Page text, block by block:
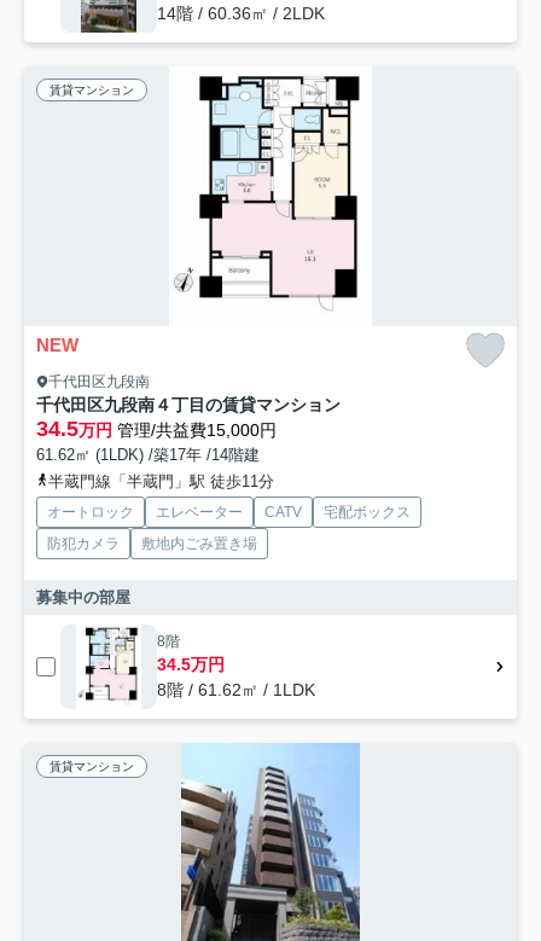
14階 / 60.36㎡ / 2LDK
賃貸マンション
NEW
千代田区九段南
千代田区九段南４丁目の賃貸マンション
34.5万円 管理/共益費15,000円
61.62㎡ (1LDK) /築17年 /14階建
半蔵門線「半蔵門」駅 徒歩11分
オートロック エレベーター CATV
宅配ボックス
防犯カメラ
敷地内ごみ置き場
募集中の部屋
8階
34.5万円
8階 / 61.62㎡ / 1LDK
賃貸マンション